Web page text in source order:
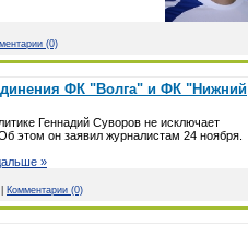
(0)
ФК "Волга" и ФК "Нижний
Геннадий Суворов не исключает
Об этом он заявил журналистам 24 ноября.
»
Комментарии (0)